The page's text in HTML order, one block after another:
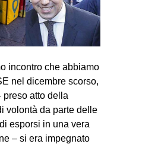
TSUNAMI
ZAM
SPAZI
POPOLARE
incontro che abbiamo
nel dicembre scorso,
preso atto della
volontà da parte delle
esporsi in una vera
– si era impegnato